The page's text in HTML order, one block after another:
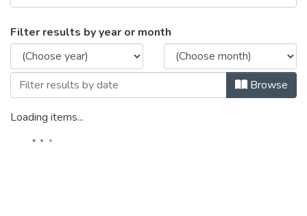
Browsing Revista Crea Ciencia Vol.14
Filter results by year or month
Browse
Loading items...